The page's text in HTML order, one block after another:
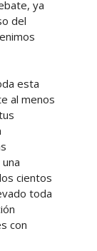
ya
del
esta
al menos
cientos
toda
con